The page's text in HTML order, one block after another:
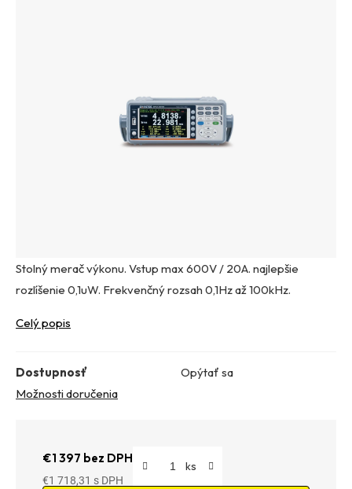
Stolný merač výkonu. Vstup max 600V / 20A. najlepšie
rozlíšenie 0,1uW. Frekvenčný rozsah 0,1Hz až 100kHz.
Celý popis
Dostupnosť
Opýtať sa
Možnosti doručenia
€1 397 bez DPH
€1 718,31